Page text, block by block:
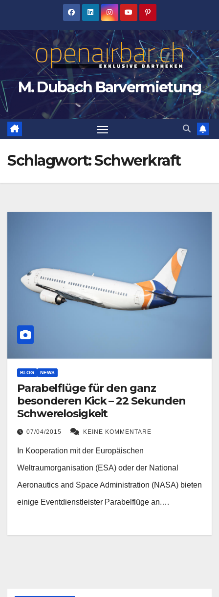
M. Dubach Barvermietung
Schlagwort:Schwerkraft
BLOG NEWS
Parabelflüge für den ganz
besonderen Kick – 22 Sekunden
Schwerelosigkeit
07/04/2015 KEINE KOMMENTARE
In Kooperation mit der Europäischen
Weltraumorganisation (ESA) oder der National
Aeronautics and Space Administration (NASA) bieten
einige Eventdienstleister Parabelflüge an.…